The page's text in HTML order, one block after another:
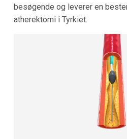
besøgende og leverer en
atherektomi i Tyrkiet.